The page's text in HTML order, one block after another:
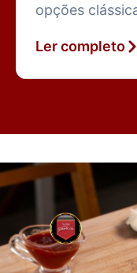
opções
sofisticadas.
Ler completo